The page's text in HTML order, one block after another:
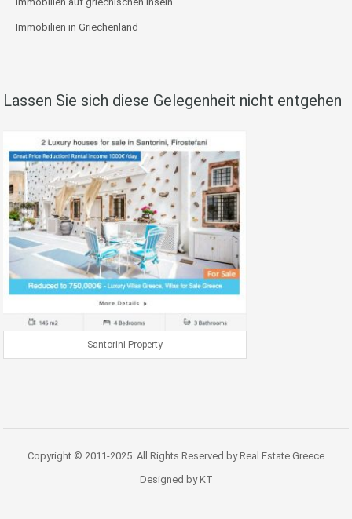
Immobilien in Griechenland
Lassen Sie sich diese Gelegenheit nicht entgehen
Santorini Property
Copyright © 2011-2025. All Rights Reserved by Real Estate Greece
Designed by KT